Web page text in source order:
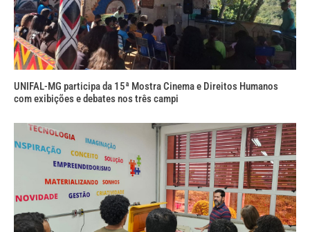
UNIFAL-MG participa da 15ª Mostra Cinema e Direitos Humanos
com exibições e debates nos três campi